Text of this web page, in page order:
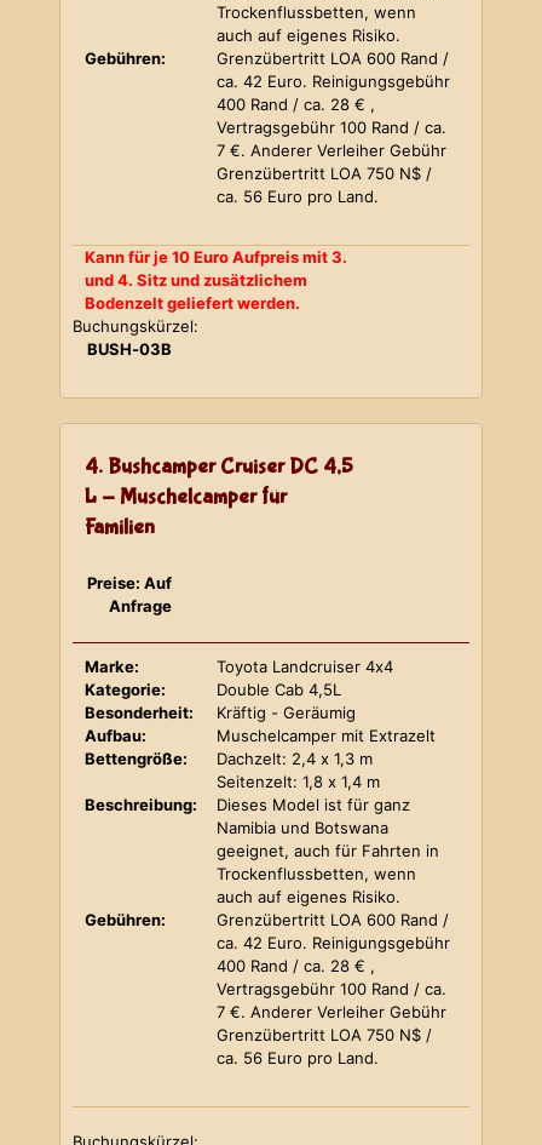
Trockenflussbetten, wenn
auch auf eigenes Risiko.
Gebühren:
Grenzübertritt LOA 600 Rand /
ca. 42 Euro. Reinigungsgebühr
400 Rand / ca. 28 € ,
Vertragsgebühr 100 Rand / ca.
7 €. Anderer Verleiher Gebühr
Grenzübertritt LOA 750 N$ /
ca. 56 Euro pro Land.
Kann für je 10 Euro Aufpreis mit 3.
und 4. Sitz und zusätzlichem
Bodenzelt geliefert werden.
Buchungskürzel:
BUSH-03B
4. Bushcamper Cruiser DC 4,5
L - Muschelcamper für
Familien
Preise: Auf
Anfrage
Marke:
Toyota Landcruiser 4x4
Kategorie:
Double Cab 4,5L
Besonderheit:
Kräftig - Geräumig
Aufbau:
Muschelcamper mit Extrazelt
Bettengröße:
Dachzelt: 2,4 x 1,3 m
Seitenzelt: 1,8 x 1,4 m
Beschreibung:
Dieses Model ist für ganz
Namibia und Botswana
geeignet, auch für Fahrten in
Trockenflussbetten, wenn
auch auf eigenes Risiko.
Gebühren:
Grenzübertritt LOA 600 Rand /
ca. 42 Euro. Reinigungsgebühr
400 Rand / ca. 28 € ,
Vertragsgebühr 100 Rand / ca.
7 €. Anderer Verleiher Gebühr
Grenzübertritt LOA 750 N$ /
ca. 56 Euro pro Land.